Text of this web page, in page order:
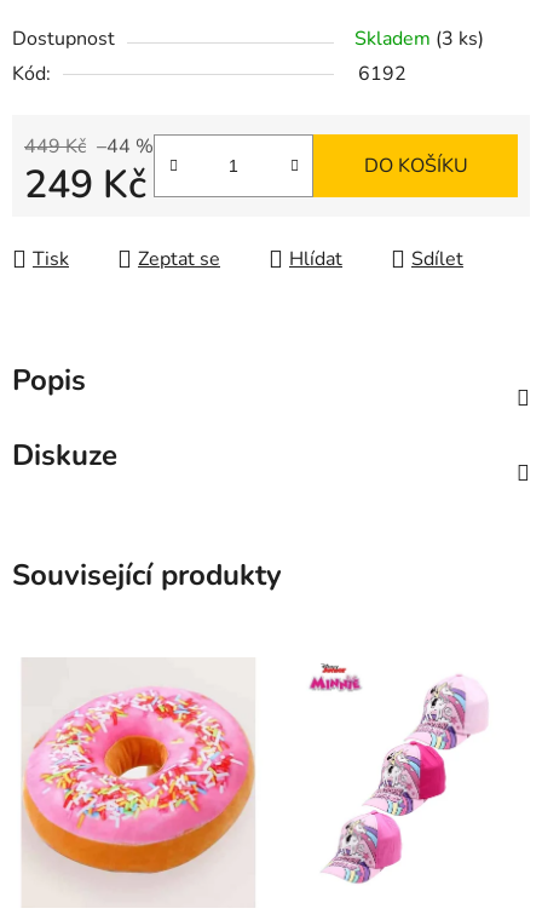
Dostupnost Skladem (3 ks)
Kód:
6192
449 Kč –44 %
249 Kč DO KOŠÍKU
Tisk Zeptat se Hlídat Sdílet
Popis
Diskuze
Související produkty